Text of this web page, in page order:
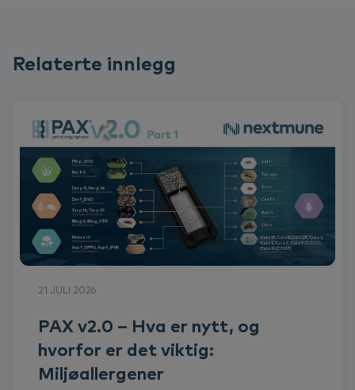
Relaterte innlegg
21 JULI 2026
PAX v2.0 – Hva er nytt, og
hvorfor er det viktig:
Miljøallergener